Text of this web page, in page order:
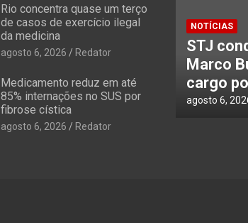
Rio concentra quase um terço
de casos de exercício ilegal
da medicina
agosto 6, 2026 Redator
Medicamento reduz em até
85% internações no SUS por
fibrose cística
agosto 6, 2026 Redator
NOTÍCIAS
STJ
Marco
cargo
agosto 6,